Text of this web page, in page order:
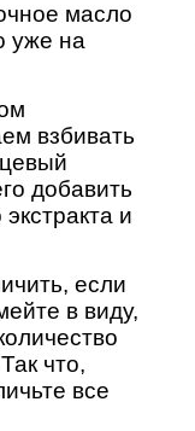
масло
уже на
взбивать
добавить
и
если
в виду,
что,
все